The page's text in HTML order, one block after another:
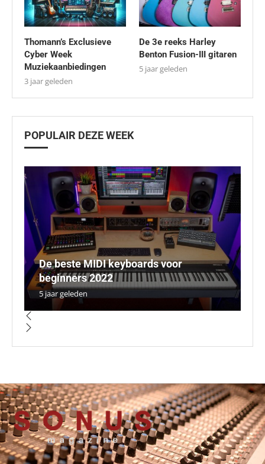
Thomann’s Exclusieve
Cyber Week
Muziekaanbiedingen
3 jaar geleden
De 3e reeks Harley
Benton Fusion-III gitaren
5 jaar geleden
POPULAIR DEZE WEEK
De beste MIDI keyboards voor
beginners 2022
5 jaar geleden